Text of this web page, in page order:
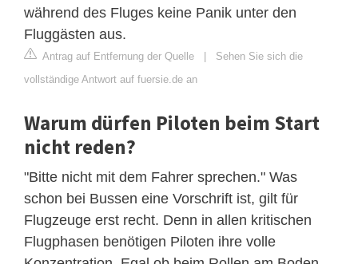
während des Fluges keine Panik unter den
Fluggästen aus.
Antrag auf Entfernung der Quelle | Sehen Sie sich die
vollständige Antwort auf fuersie.de an
Warum dürfen Piloten beim Start
nicht reden?
"Bitte nicht mit dem Fahrer sprechen." Was
schon bei Bussen eine Vorschrift ist, gilt für
Flugzeuge erst recht. Denn in allen kritischen
Flugphasen benötigen Piloten ihre volle